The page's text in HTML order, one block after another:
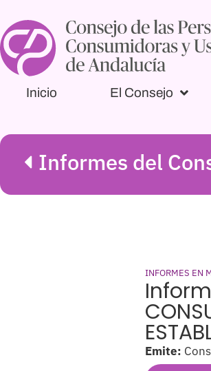
Inicio El Consejo
Informes del
INFORMES EN
Emite: